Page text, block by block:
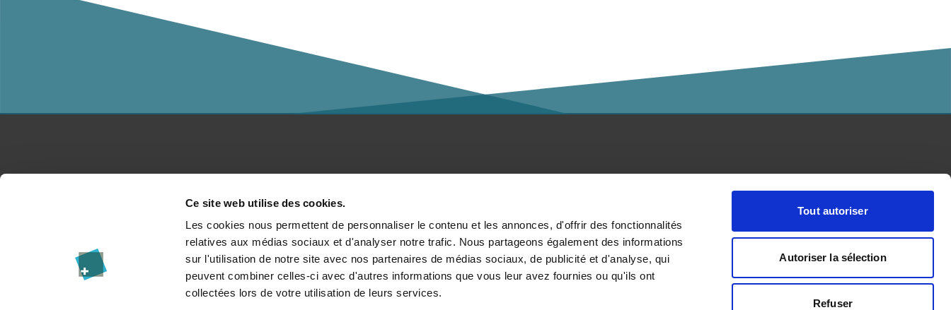
Ce site web utilise des cookies.
Les cookies nous permettent de personnaliser le contenu et les annonces, d'offrir des fonctionnalités
relatives aux médias sociaux et d'analyser notre trafic. Nous partageons également des informations
sur l'utilisation de notre site avec nos partenaires de médias sociaux, de publicité et d'analyse, qui
peuvent combiner celles-ci avec d'autres informations que vous leur avez fournies ou qu'ils ont
collectées lors de votre utilisation de leurs services.
Tout autoriser
Autoriser la sélection
Refuser
Pour les entreprises
Événements
Présentation
Déclaration de confidentialité
Impressum
Kalaidos HES accréditée par :